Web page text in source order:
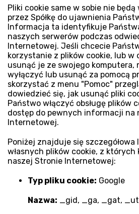
Pliki cookie same w sobie nie
przez Spółkę do ujawnienia
Informacja ta identyfikuje
naszych serwerów podczas
Internetowej. Jeśli chcecie
korzystanie z plików cookie, lub w
usunąć je ze swojego komputera,
wyłączyć lub usunąć za pomocą
skorzystać z menu "Pomoc"
dowiedzieć się, jak usunąć pliki
Państwo włączyć obsługę plików
dostęp do pewnych informacji na
Internetowej.
Poniżej znajduje się szczegółowa
własnych plików cookie, z których
naszej Stronie Internetowej:
Typ pliku cookie: Google
Nazwa: _gid, _ga, _gat,